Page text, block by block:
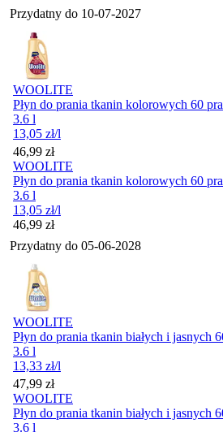
Przydatny do 10-07-2027
WOOLITE
Płyn do prania tkanin kolorowych 60
3.6 l
13,05 zł/l
Cena
46,99 zł
WOOLITE
Płyn do prania tkanin kolorowych 60
3.6 l
13,05 zł/l
Cena
46,99 zł
Przydatny do 05-06-2028
WOOLITE
Płyn do prania tkanin białych i jasnych
3.6 l
13,33 zł/l
Cena
47,99 zł
WOOLITE
Płyn do prania tkanin białych i jasnych
3.6 l